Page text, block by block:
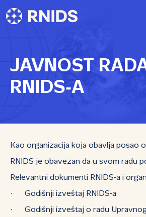
JAVNOST
RNIDS‑A
Kao organizacija koja obavlja posao
RNIDS je obavezan da u svom radu
Relevantni dokumenti RNIDS‑a i
· Godišnji izveštaj RNIDS‑a
· Godišnji izveštaj o radu